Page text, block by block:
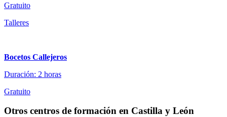
Gratuito
Talleres
Bocetos Callejeros
Duración: 2 horas
Gratuito
Otros centros de formación en Castilla y León